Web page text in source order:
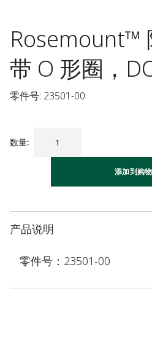
Rosemount™
带 O 形圈，
零件号: 23501-00
数量:
添加到购
产品说明
零件号：23501-00